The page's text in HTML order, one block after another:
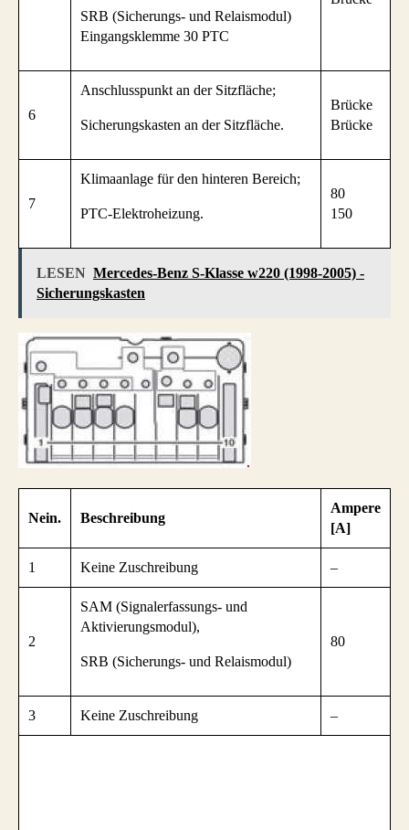
SRB (Sicherungs- und Relaismodul)
Eingangsklemme 30 PTC
6
Anschlusspunkt an der Sitzfläche;
Sicherungskasten an der Sitzfläche.
Brücke
Brücke
7
Klimaanlage für den hinteren Bereich;
PTC-Elektroheizung.
80
150
LESEN Mercedes-Benz S-Klasse w220 (1998-2005) -
Sicherungskasten
Nein. Beschreibung
Ampere
[A]
1 Keine Zuschreibung –
2
SAM (Signalerfassungs- und
Aktivierungsmodul),
SRB (Sicherungs- und Relaismodul)
80
3 Keine Zuschreibung –